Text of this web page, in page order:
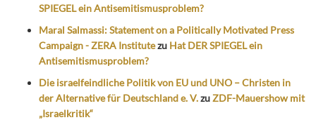
SPIEGEL ein Antisemitismusproblem?
Maral Salmassi: Statement on a Politically Motivated Press
Campaign - ZERA Institutezu Hat DER SPIEGEL ein
Antisemitismusproblem?
Die israelfeindliche Politik von EU und UNO – Christen in
der Alternative für Deutschland e. V.zuZDF-Mauershow mit
„Israelkritik“